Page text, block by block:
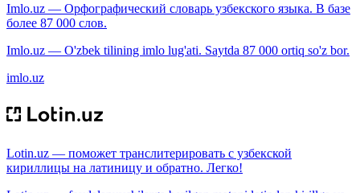
Imlo.uz — Орфографический словарь узбекского языка. В базе
более 87 000 слов.
Imlo.uz — O'zbek tilining imlo lug'ati. Saytda 87 000 ortiq so'z bor.
imlo.uz
Lotin.uz — поможет транслитерировать с узбекской
кириллицы на латиницу и обратно. Легко!